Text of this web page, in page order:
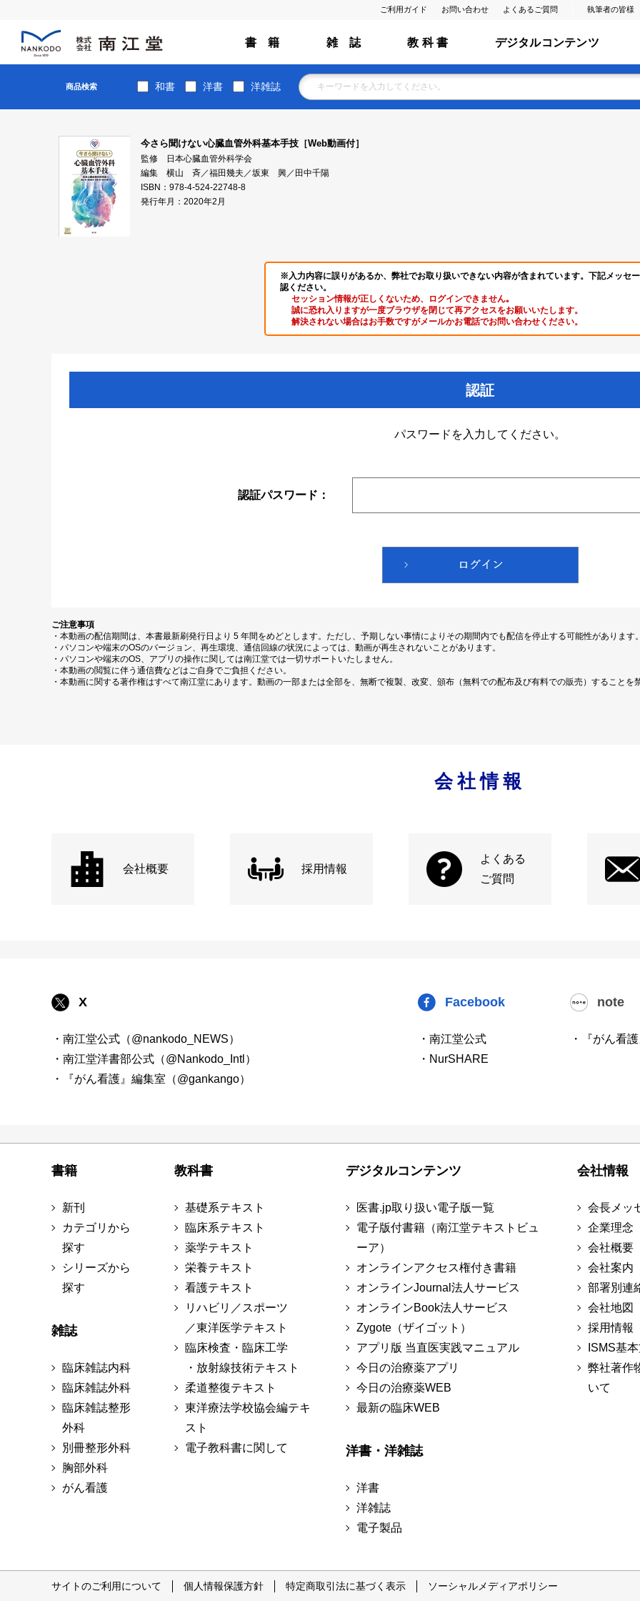
ご利用ガイド お問い合わせ よくあるご質問 執筆者の皆様
書 籍 雑 誌 教 科 書 デジタルコンテンツ
商品検索 和書 洋書 洋雑誌
今さら聞けない心臓血管外科基本手技［Web動画付］
監修 日本心臓血管外科学会
編集 横山 斉／福田幾夫／坂東 興／田中千陽
ISBN：978-4-524-22748-8
発行年月：2020年2月
※入力内容に誤りがあるか、弊社でお取り扱いできない内容が含まれています。下記メッセ
認ください。
セッション情報が正しくないため、ログインできません｡
誠に恐れ入りますが一度ブラウザを閉じて再アクセスをお願いいたします。
解決されない場合はお手数ですがメールかお電話でお問い合わせください。
認証
パスワードを入力してください。
認証パスワード：
ご注意事項
・本動画の配信期間は、本書最新刷発行日より 5 年間をめどとします。ただし、予期しない事情によりその期間内でも配信を停止する可能性があります
・パソコンや端末のOSのバージョン、再生環境、通信回線の状況によっては、動画が再生されないことがあります。
・パソコンや端末のOS、アプリの操作に関しては南江堂では一切サポートいたしません。
・本動画の閲覧に伴う通信費などはご自身でご負担ください。
・本動画に関する著作権はすべて南江堂にあります。動画の一部または全部を、無断で複製、改変、頒布（無料での配布及び有料での販売）することを
会社情報
会社概要 採用情報
よくある
ご質問
X
・南江堂公式（@nankodo_NEWS）
・南江堂洋書部公式（@Nankodo_Intl）
・『がん看護』編集室（@gankango）
Facebook
・南江堂公式
・NurSHARE
note
・『がん看
書籍
新刊
カテゴリから
探す
シリーズから
探す
雑誌
臨床雑誌内科
臨床雑誌外科
臨床雑誌整形
外科
別冊整形外科
胸部外科
がん看護
教科書
基礎系テキスト
臨床系テキスト
薬学テキスト
栄養テキスト
看護テキスト
リハビリ／スポーツ
／東洋医学テキスト
臨床検査・臨床工学
・放射線技術テキスト
柔道整復テキスト
東洋療法学校協会編テキ
スト
電子教科書に関して
デジタルコンテンツ
医書.jp取り扱い電子版一覧
電子版付書籍（南江堂テキストビュ
ーア）
オンラインアクセス権付き書籍
オンラインJournal法人サービス
オンラインBook法人サービス
Zygote（ザイゴット）
アプリ版 当直医実践マニュアル
今日の治療薬アプリ
今日の治療薬WEB
最新の臨床WEB
洋書・洋雑誌
洋書
洋雑誌
電子製品
会社情報
会長メッ
企業理念
会社概要
会社案内
部署別連
会社地図
採用情報
ISMS基
弊社著作
いて
サイトのご利用について 個人情報保護方針 特定商取引法に基づく表示 ソーシャルメディアポリシー